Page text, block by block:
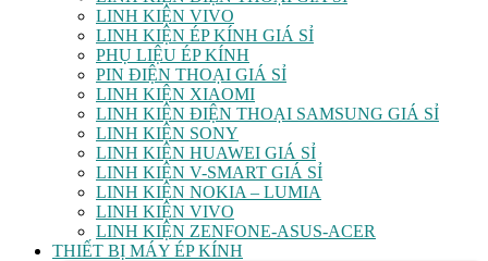
LINH KIỆN VIVO
LINH KIỆN ÉP KÍNH GIÁ SỈ
PHỤ LIỆU ÉP KÍNH
PIN ĐIỆN THOẠI GIÁ SỈ
LINH KIỆN XIAOMI
LINH KIỆN ĐIỆN THOẠI SAMSUNG GIÁ SỈ
LINH KIỆN SONY
LINH KIỆN HUAWEI GIÁ SỈ
LINH KIỆN V-SMART GIÁ SỈ
LINH KIỆN NOKIA – LUMIA
LINH KIỆN VIVO
LINH KIỆN ZENFONE-ASUS-ACER
THIẾT BỊ MÁY ÉP KÍNH